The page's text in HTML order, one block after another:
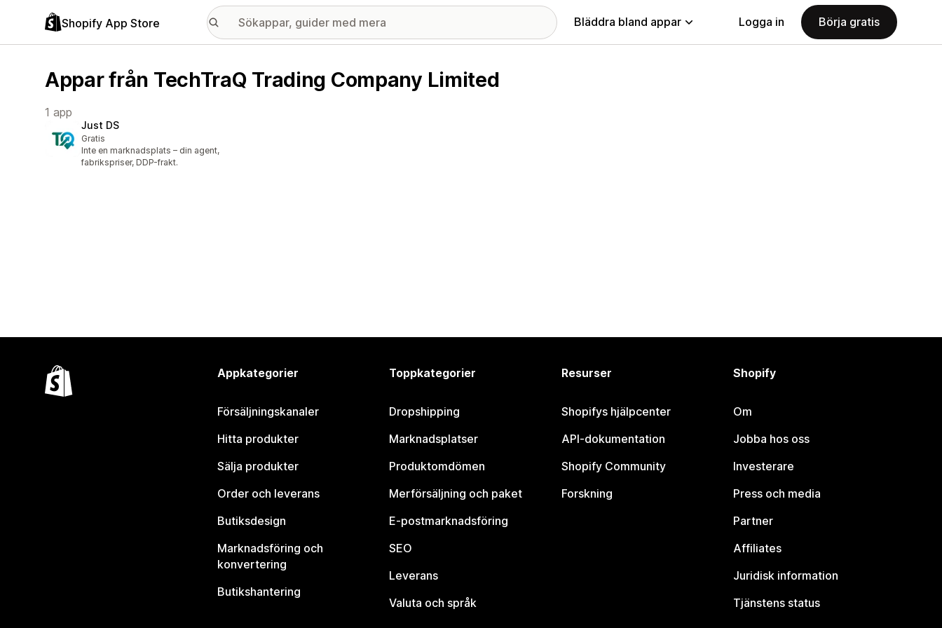
Shopify App Store Bläddra bland appar Logga in Börja gratis
Appar från TechTraQ Trading Company Limited
1 app
Just DS
Gratis
Inte en marknadsplats – din agent,
fabrikspriser, DDP-frakt.
Appkategorier
Försäljningskanaler
Hitta produkter
Sälja produkter
Order och leverans
Butiksdesign
Marknadsföring och
konvertering
Butikshantering
Toppkategorier
Dropshipping
Marknadsplatser
Produktomdömen
Merförsäljning och paket
E-postmarknadsföring
SEO
Leverans
Valuta och språk
Resurser
Shopifys hjälpcenter
API-dokumentation
Shopify Community
Forskning
Shopify
Om
Jobba hos oss
Investerare
Press och media
Partner
Affiliates
Juridisk information
Tjänstens status